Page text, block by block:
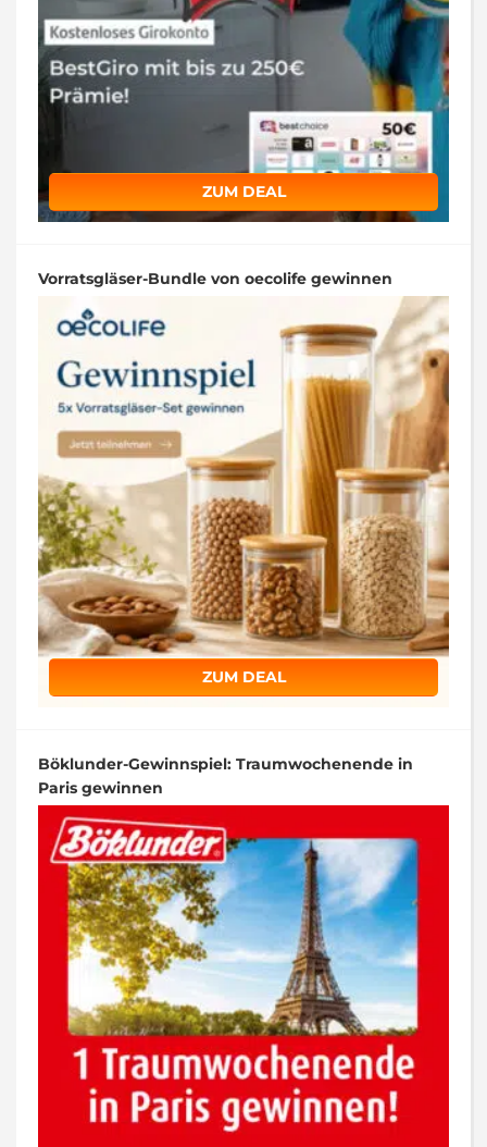
ZUM DEAL
Vorratsgläser-Bundle von oecolife gewinnen
ZUM DEAL
Böklunder-Gewinnspiel: Traumwochenende in
Paris gewinnen